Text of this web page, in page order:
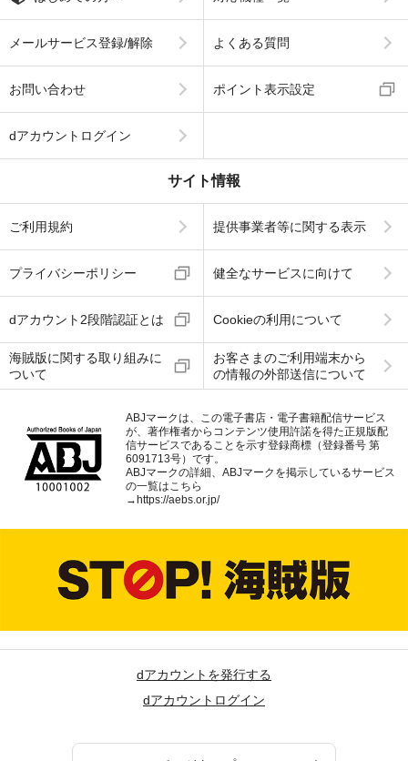
メールサービス登録/解除 よくある質問
お問い合わせ ポイント表示設定
dアカウントログイン
サイト情報
ご利用規約 提供事業者等に関する表示
プライバシーポリシー 健全なサービスに向けて
dアカウント2段階認証とは Cookieの利用について
海賊版に関する取り組みに
ついて
お客さまのご利用端末から
の情報の外部送信について
ABJマークは、この電子書店・電子書籍配信サービス
が、著作権者からコンテンツ使用許諾を得た正規版配
信サービスであることを示す登録商標（登録番号 第
6091713号）です。
ABJマークの詳細、ABJマークを掲示しているサービス
の一覧はこちら
→https://aebs.or.jp/
dアカウントを発行する
dアカウントログイン